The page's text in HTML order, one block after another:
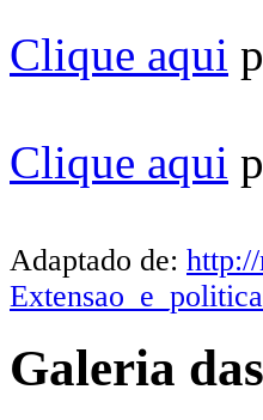
Clique aqui
Clique aqui
Adaptado de:
Galeria